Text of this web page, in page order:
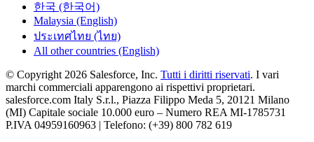
한국 (한국어)
Malaysia (English)
ประเทศไทย (ไทย)
All other countries (English)
© Copyright 2026 Salesforce, Inc. Tutti i diritti riservati. I vari
marchi commerciali apparengono ai rispettivi proprietari.
salesforce.com Italy S.r.l., Piazza Filippo Meda 5, 20121 Milano
(MI) Capitale sociale 10.000 euro – Numero REA MI-1785731
P.IVA 04959160963 | Telefono: (+39) 800 782 619